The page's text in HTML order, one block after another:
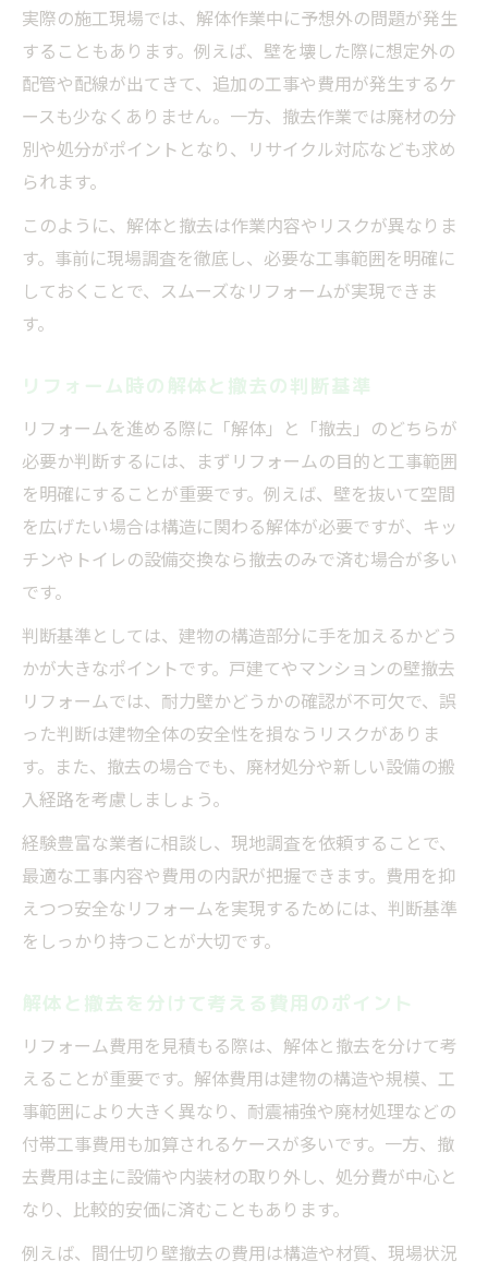
壁撤去DIYの基礎知識とリスク整理
リフォームで壁撤去DIYの基本を学ぶ
壁撤去DIYのリフォームで注意したいリスク
リフォーム壁撤去DIYの注意点を解説
壁撤去DIYが向いているリフォーム内容とは
実際の施工現場では、解体作業中に予想外の問題が発生
することもあります。例えば、壁を壊した際に想定外の
配管や配線が出てきて、追加の工事や費用が発生するケ
ースも少なくありません。一方、撤去作業では廃材の分
別や処分がポイントとなり、リサイクル対応なども求め
られます。
このように、解体と撤去は作業内容やリスクが異なりま
す。事前に現場調査を徹底し、必要な工事範囲を明確に
しておくことで、スムーズなリフォームが実現できま
す。
リフォーム時の解体と撤去の判断基準
リフォームを進める際に「解体」と「撤去」のどちらが
必要か判断するには、まずリフォームの目的と工事範囲
を明確にすることが重要です。例えば、壁を抜いて空間
を広げたい場合は構造に関わる解体が必要ですが、キッ
チンやトイレの設備交換なら撤去のみで済む場合が多い
です。
判断基準としては、建物の構造部分に手を加えるかどう
かが大きなポイントです。戸建てやマンションの壁撤去
リフォームでは、耐力壁かどうかの確認が不可欠で、誤
った判断は建物全体の安全性を損なうリスクがありま
す。また、撤去の場合でも、廃材処分や新しい設備の搬
入経路を考慮しましょう。
経験豊富な業者に相談し、現地調査を依頼することで、
最適な工事内容や費用の内訳が把握できます。費用を抑
えつつ安全なリフォームを実現するためには、判断基準
をしっかり持つことが大切です。
解体と撤去を分けて考える費用のポイント
リフォーム費用を見積もる際は、解体と撤去を分けて考
えることが重要です。解体費用は建物の構造や規模、工
事範囲により大きく異なり、耐震補強や廃材処理などの
付帯工事費用も加算されるケースが多いです。一方、撤
去費用は主に設備や内装材の取り外し、処分費が中心と
なり、比較的安価に済むこともあります。
例えば、間仕切り壁撤去の費用は構造や材質、現場状況